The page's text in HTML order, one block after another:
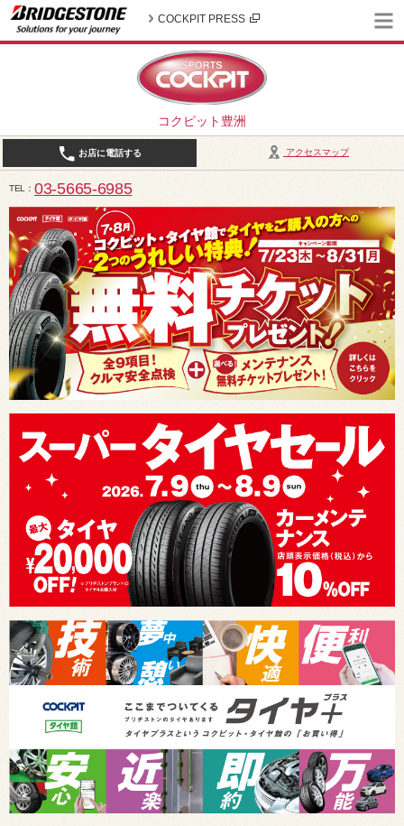
コクピット豊洲
COCKPIT PRESS
アクセスマップ
お店に電話する
TEL 03-5665-6985
10:30～19:00（作業受付18:00まで） / 定休日：2026年8月は、5日(水)、12日(水)、19日(水)、24